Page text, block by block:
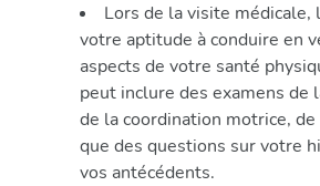
Lors de la visite médicale,
votre aptitude à conduire en
aspects de votre santé
peut inclure des examens de
de la coordination motrice,
que des questions sur votre
vos antécédents.